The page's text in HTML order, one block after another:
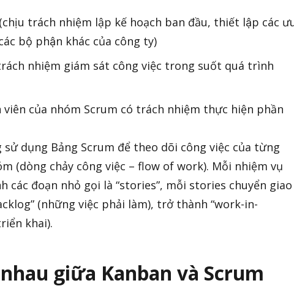
trách nhiệm lập kế hoạch ban đầu, thiết lập các
bộ phận khác của công ty)
nhiệm giám sát công việc trong suốt quá trình
viên của nhóm Scrum có trách nhiệm thực hiện phần
dụng Bảng Scrum để theo dõi công việc của từng
(dòng chảy công việc – flow of work). Mỗi nhiệm vụ
các đoạn nhỏ gọi là “stories”, mỗi stories chuyển giao
(những việc phải làm), trở thành “work-in-
khai).
giữa Kanban và Scrum